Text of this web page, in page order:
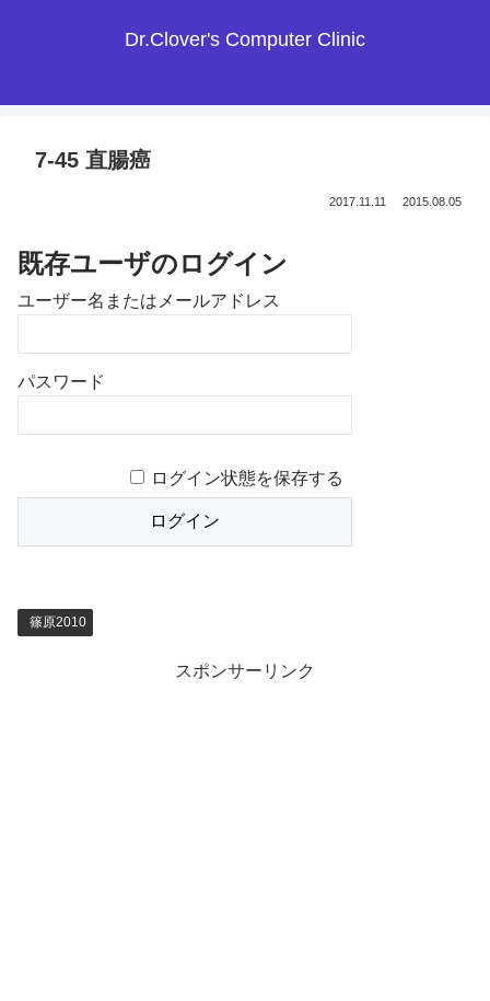
Dr.Clover's Computer Clinic
7-45 直腸癌
2017.11.11 2015.08.05
既存ユーザのログイン
ユーザー名またはメールアドレス
パスワード
ログイン状態を保存する
篠原2010
スポンサーリンク